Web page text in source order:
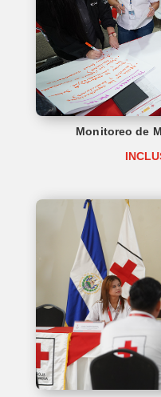
Monitoreo de